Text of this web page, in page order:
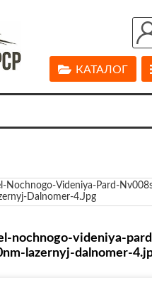
КАТАЛОГ
Nochnogo-Videniya-Pard-
Dalnomer-4.jpg
nochnogo-videniya-
lazernyj-dalnomer-